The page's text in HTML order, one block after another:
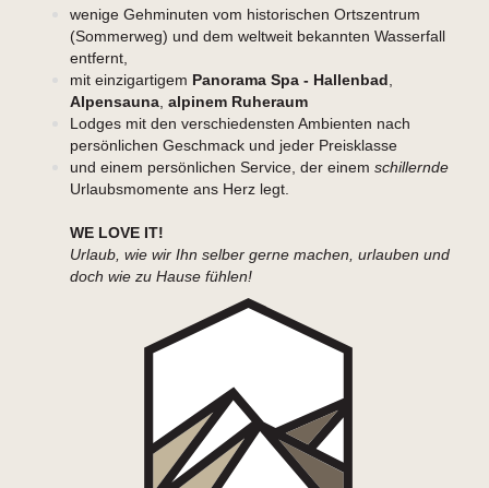
wenige Gehminuten vom historischen Ortszentrum
(Sommerweg) und dem weltweit bekannten Wasserfall
entfernt,
mit einzigartigem Panorama Spa - Hallenbad
Alpensauna alpinem Ruheraum
Lodges mit den verschiedensten Ambienten nach
persönlichen Geschmack und jeder Preisklasse
und einem persönlichen Service, der einem schillernde
Urlaubsmomente ans Herz legt.
WE LOVE IT!
Urlaub, wie wir Ihn selber gerne machen, urlauben und
doch wie zu Hause fühlen!